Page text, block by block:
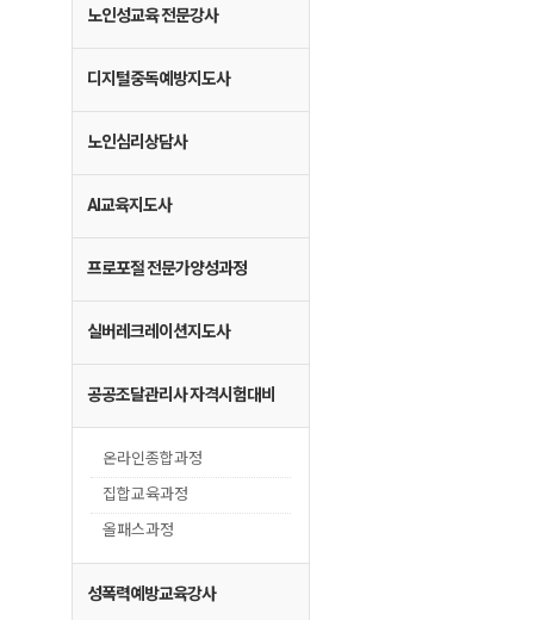
노인성교육 전문강사
디지털중독예방지도사
노인심리상담사
AI교육지도사
프로포절 전문가양성과정
실버레크레이션지도사
공공조달관리사 자격시험대비
온라인종합과정
집합교육과정
올패스과정
성폭력예방교육강사